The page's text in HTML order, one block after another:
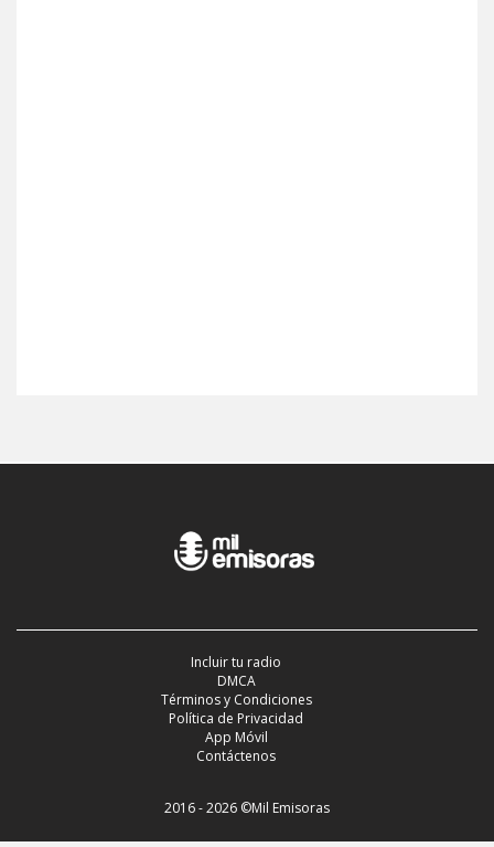
Incluir tu radio
DMCA
Términos y Condiciones
Política de Privacidad
App Móvil
Contáctenos
2016 - 2026 ©Mil Emisoras